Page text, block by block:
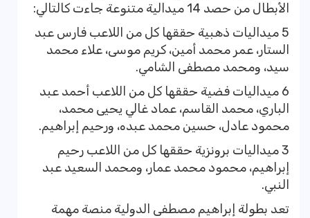
الأبطال من حصد 14 ميدالية متنوعة جاءت كالتالي:
5 ميداليات ذهبية حققها كل من اللاعب فارس عبد
الستار، عمر محمد أمين، كريم موسى، علاء محمد
سيد، ومحمد مصطفى الشامي.
6 ميداليات فضية حققها كل من اللاعب أحمد عبد
الباري، محمد القاسم، عماد غالي يحيى محمد،
محمود عادل، حسين محمد عبده، ورحيم إبراهيم.
3 ميداليات برونزية حققها كل من اللاعب رحيم
إبراهيم، محمود محمد عمار، ومحمد السعيد عبد
النبي.
تعد بطولة إبراهيم مصطفى الدولية منصة مهمة